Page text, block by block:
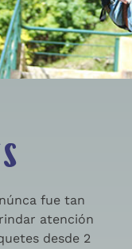
fue tan
atención
desde 2